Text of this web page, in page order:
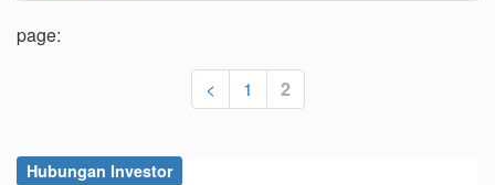
page:
< 1 2
Hubungan Investor